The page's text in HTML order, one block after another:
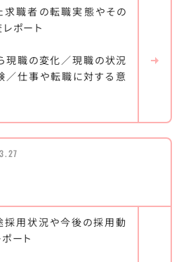
職者の転職実態やその
ポート
現職の変化／現職の状況
／仕事や転職に対する意
用状況や今後の採用動
ート